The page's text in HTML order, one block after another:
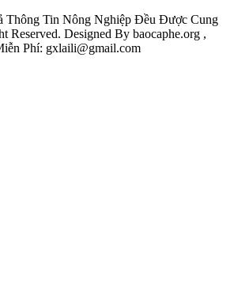
Thông Tin Nông Nghiệp Đều Được Cung
Reserved. Designed By baocaphe.org ,
Phí: gxlaili@gmail.com